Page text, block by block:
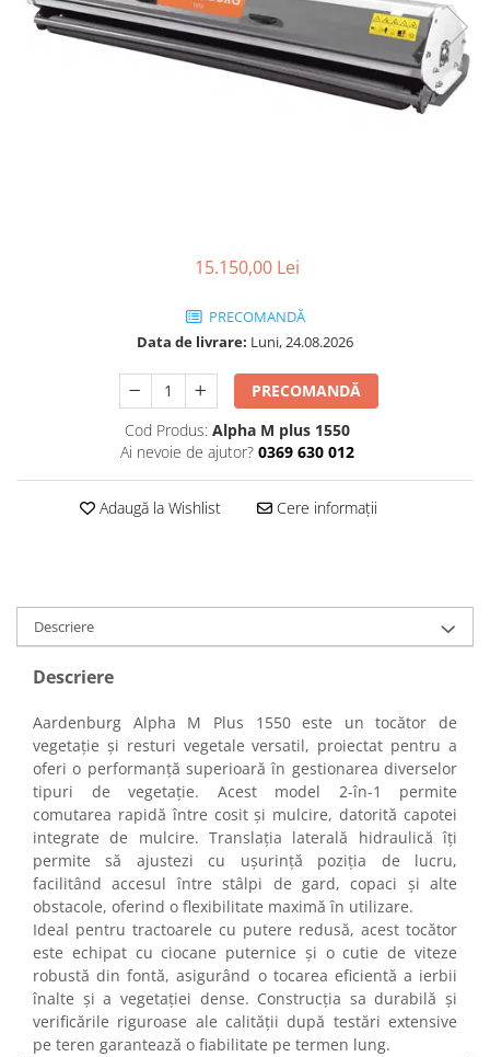
Polizoare de cioturi pomi
Tocatoare electrice
Transpaleti si stivuitoare
Trolii forestiere
Freze de zapada
Incarcatoare frontale
15.150,00 Lei
PRECOMANDĂ
Data de livrare: Luni, 24.08.2026
PRECOMANDĂ
Cod Produs: Alpha M plus 1550
Ai nevoie de ajutor? 0369 630 012
Adaugă la Wishlist Cere informații
Descriere
Descriere
Aardenburg Alpha M Plus 1550 este un tocător de
vegetație și resturi vegetale versatil, proiectat pentru a
oferi o performanță superioară în gestionarea diverselor
tipuri de vegetație. Acest model 2-în-1 permite
comutarea rapidă între cosit și mulcire, datorită capotei
integrate de mulcire. Translația laterală hidraulică îți
permite să ajustezi cu ușurință poziția de lucru,
facilitând accesul între stâlpi de gard, copaci și alte
obstacole, oferind o flexibilitate maximă în utilizare.
Ideal pentru tractoarele cu putere redusă, acest tocător
este echipat cu ciocane puternice și o cutie de viteze
robustă din fontă, asigurând o tocarea eficientă a ierbii
înalte și a vegetației dense. Construcția sa durabilă și
verificările riguroase ale calității după testări extensive
pe teren garantează o fiabilitate pe termen lung.